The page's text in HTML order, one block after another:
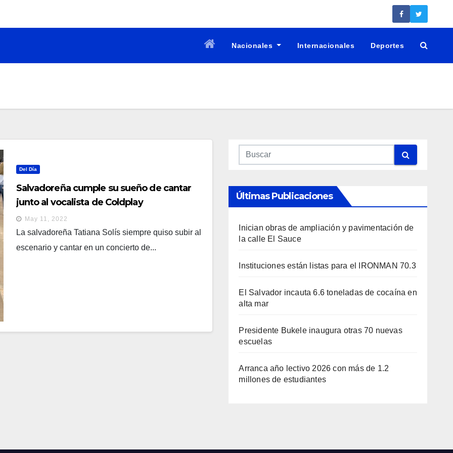
Nacionales Internacionales Deportes
Del Día
Salvadoreña cumple su sueño de cantar
junto al vocalista de Coldplay
May 11, 2022
La salvadoreña Tatiana Solís siempre quiso subir al
escenario y cantar en un concierto de...
Últimas Publicaciones
Inician obras de ampliación y pavimentación de
la calle El Sauce
Instituciones están listas para el IRONMAN 70.3
El Salvador incauta 6.6 toneladas de cocaína en
alta mar
Presidente Bukele inaugura otras 70 nuevas
escuelas
Arranca año lectivo 2026 con más de 1.2
millones de estudiantes